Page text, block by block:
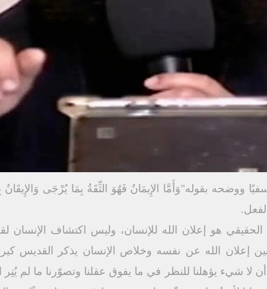
الحقیقي ھو إعلان الله للإنسان، ولیس اكتشاف الإنسان
إعلان الله عن نفسه وخلاص الإنسان یذكر القدیس
أن لا شيء یؤھلنا للنظر في ما یفوق عقلنا وتصوّرنا ما لم یُنِر